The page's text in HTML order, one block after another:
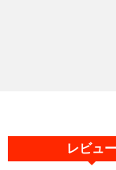
レビュー